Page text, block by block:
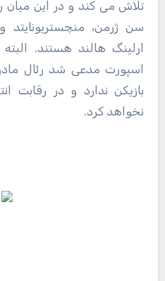
تلاش می کند و در این میان
سن ژرمن،
ارلینگ هالند هستند.
اسپورت مدعی شد رئال
بازیکن ندارد و در رقابت
نخواهد کرد.